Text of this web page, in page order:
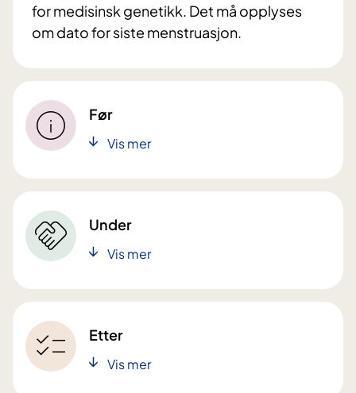
for medisinsk genetikk. Det må opplyses
om dato for siste menstruasjon.
Før
Vis mer
Under
Vis mer
Etter
Vis mer